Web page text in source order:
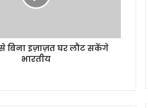
बिना इज़ाज़त घर लौट सकेंगे
भारतीय